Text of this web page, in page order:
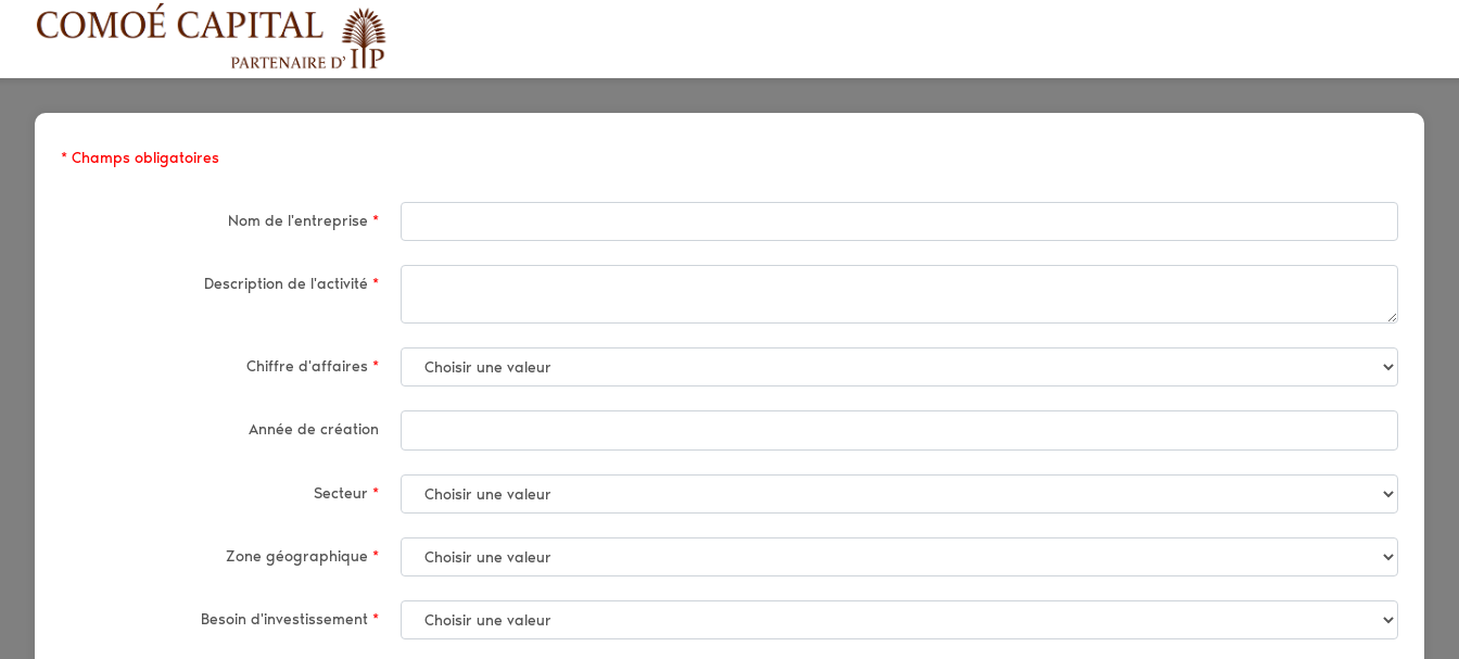
* Champs obligatoires
Nom de l'entreprise *
Description de l'activité *
Chiffre d'affaires *
Année de création
Secteur *
Zone géographique *
Besoin d'investissement *